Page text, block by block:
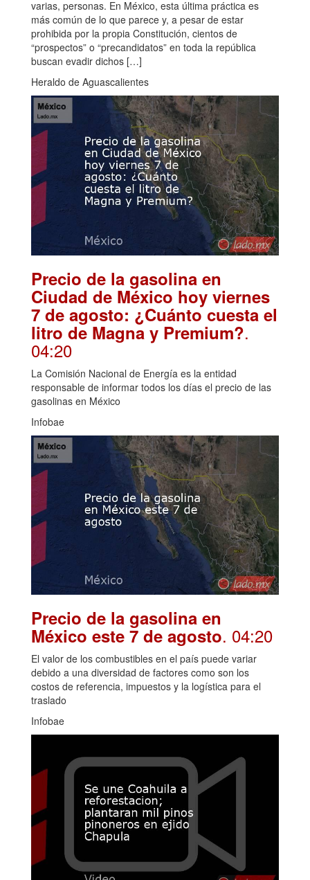
varias, personas. En México, esta última práctica es
más común de lo que parece y, a pesar de estar
prohibida por la propia Constitución, cientos de
“prospectos” o “precandidatos” en toda la república
buscan evadir dichos […]
Heraldo de Aguascalientes
Precio de la gasolina en
Ciudad de México hoy viernes
7 de agosto: ¿Cuánto cuesta el
litro de Magna y Premium?.
04:20
La Comisión Nacional de Energía es la entidad
responsable de informar todos los días el precio de las
gasolinas en México
Infobae
Precio de la gasolina en
México este 7 de agosto. 04:20
El valor de los combustibles en el país puede variar
debido a una diversidad de factores como son los
costos de referencia, impuestos y la logística para el
traslado
Infobae